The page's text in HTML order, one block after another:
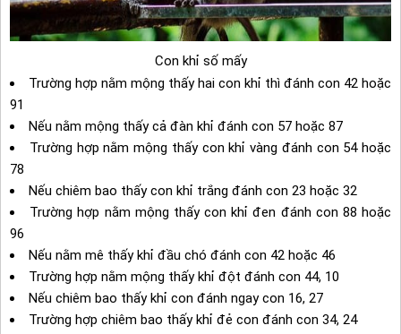
Con khỉ số mấy
Trường hợp nằm mộng thấy hai con khỉ thì đánh con 42 hoặc
91
Nếu nằm mộng thấy cả đàn khỉ đánh con 57 hoặc 87
Trường hợp nằm mộng thấy con khỉ vàng đánh con 54 hoặc
78
Nếu chiêm bao thấy con khỉ trắng đánh con 23 hoặc 32
Trường hợp nằm mộng thấy con khỉ đen đánh con 88 hoặc
96
Nếu nằm mê thấy khỉ đầu chó đánh con 42 hoặc 46
Trường hợp nằm mộng thấy khỉ đột đánh con 44, 10
Nếu chiêm bao thấy khỉ con đánh ngay con 16, 27
Trường hợp chiêm bao thấy khỉ đẻ con đánh con 34, 24